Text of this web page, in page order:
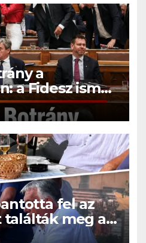
a
a Fidesz ismét
fel az
meg az
Viktort!